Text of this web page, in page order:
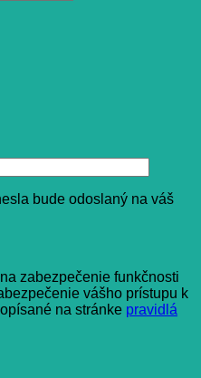
bude odoslaný na váš
zabezpečenie funkčnosti
vášho prístupu k
na stránke pravidlá